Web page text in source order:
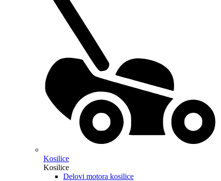
Kosilice
Kosilice
Delovi motora kosilice